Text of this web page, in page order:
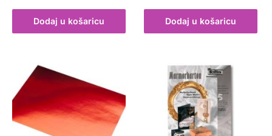
Dodaj u košaricu Dodaj u košaricu